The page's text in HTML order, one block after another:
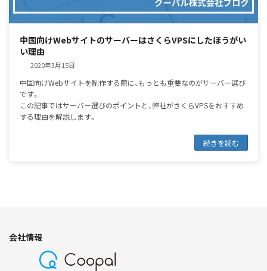
中国向けWebサイトのサーバーはさくらVPSにしたほうがい
い理由
2020年3月15日
中国向けWebサイトを制作する際に、もっとも重要なのがサーバー選び
です。
この記事ではサーバー選びのポイントと、弊社がさくらVPSをおすすめ
する理由を解説します。
続きを読む
会社情報